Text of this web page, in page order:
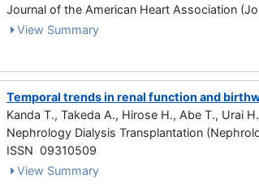
Journal of the American Heart Association
View Summary
Temporal trends in renal function and
Kanda T., Takeda A., Hirose H., Abe T., Urai
Nephrology Dialysis Transplantation
ISSN 09310509
View Summary